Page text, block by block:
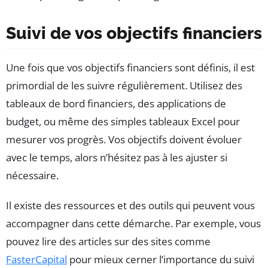
Suivi de vos objectifs financiers
Une fois que vos objectifs financiers sont définis, il est
primordial de les suivre régulièrement. Utilisez des
tableaux de bord financiers, des applications de
budget, ou même des simples tableaux Excel pour
mesurer vos progrès. Vos objectifs doivent évoluer
avec le temps, alors n’hésitez pas à les ajuster si
nécessaire.
Il existe des ressources et des outils qui peuvent vous
accompagner dans cette démarche. Par exemple, vous
pouvez lire des articles sur des sites comme
FasterCapital pour mieux cerner l’importance du suivi